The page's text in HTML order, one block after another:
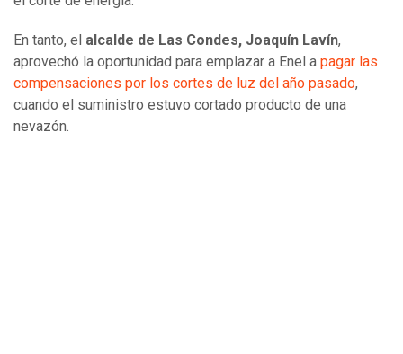
En tanto, el alcalde de Las Condes, Joaquín Lavín,
aprovechó la oportunidad para emplazar a Enel a pagar las
compensaciones por los cortes de luz del año pasado,
cuando el suministro estuvo cortado producto de una
nevazón.